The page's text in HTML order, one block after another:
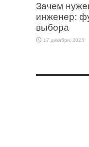
Зачем
инженер:
выбора
17 декабря, 2025